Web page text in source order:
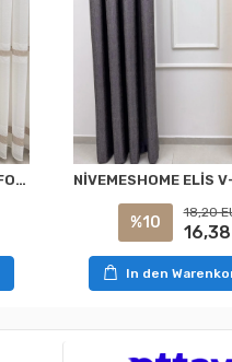
NİVEMESHOME ELİS TOPRAK FON PERDE 1/3 SIK PİLELİ PERDE APM
%10
18,20
16,38
In den